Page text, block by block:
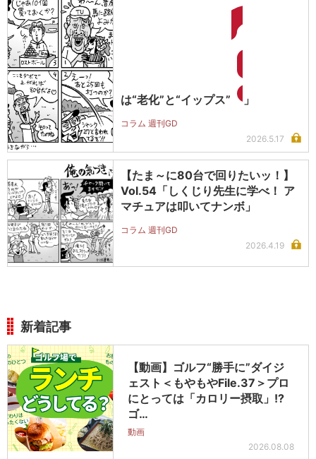
は“老化”と“イップス” 」
コラム 週刊GD
2026.5.17
【たま～に80台で回りたいッ！】
Vol.54「しくじり先生に学べ！ ア
マチュアは叩いてナンボ」
コラム 週刊GD
2026.4.19
新着記事
【動画】ゴルフ“勝手に”ダイジ
ェスト＜もやもやFile.37＞プロ
にとっては「カロリー摂取」!?
ゴ…
動画
2026.08.08